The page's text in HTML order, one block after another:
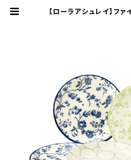
【ローラアシュレイ】ファ